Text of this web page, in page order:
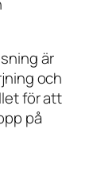
är
och
för att
på